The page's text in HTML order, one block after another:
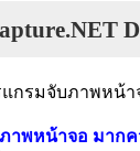
ภาพหน้าจอ มาก